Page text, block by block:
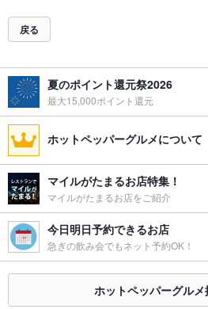
戻る
夏のポイント還元祭2026
最大15,000ポイント還元
ホットペッパーグルメについて
マイルがたまるお店特集！
マイルがたまるお店をご紹介
今日明日予約できるお店
急ぎの飲み会でもネット予約OK！
ホットペッパーグル